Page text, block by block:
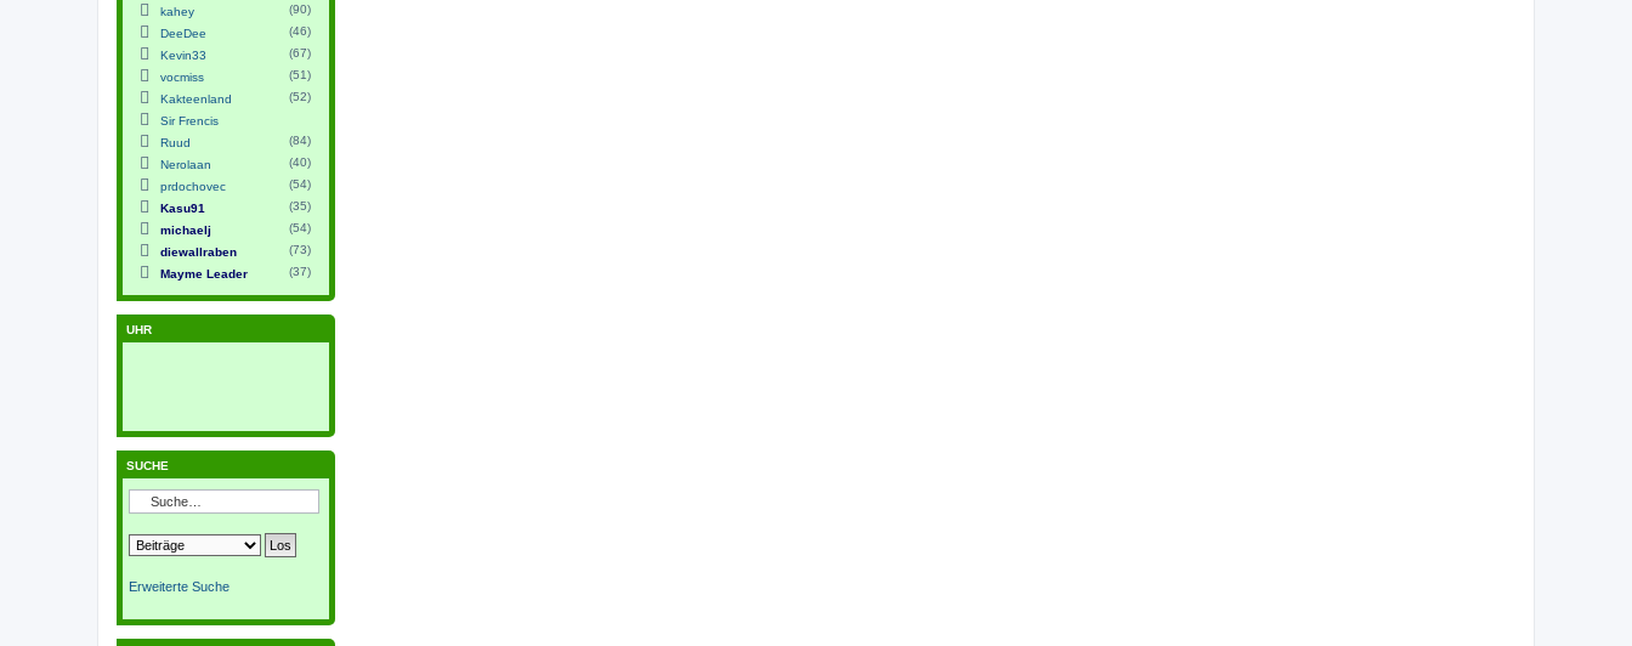
kahey
(90)
DeeDee
(46)
Kevin33
(67)
vocmiss
(51)
Kakteenland
(52)
Sir Frencis
Ruud
(84)
Nerolaan
(40)
prdochovec
(54)
Kasu91
(35)
michaelj
(54)
diewallraben
(73)
Mayme Leader
(37)
UHR
SUCHE
Erweiterte Suche